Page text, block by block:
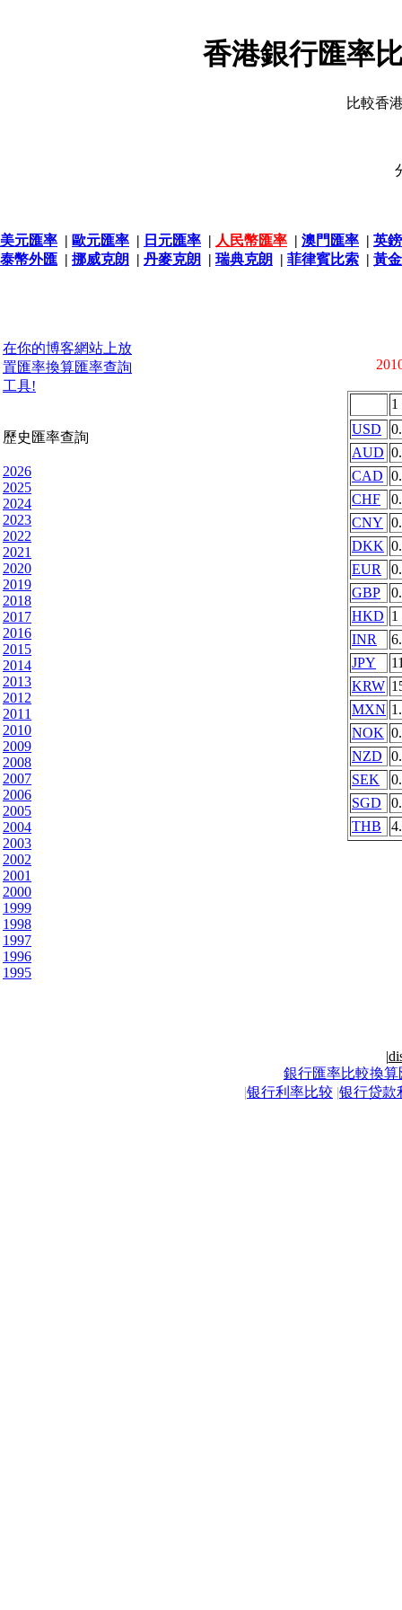
香港銀行匯率
比較香
美元匯率 | 歐元匯率 | 日元匯率 | 人民幣匯率 | 澳門匯率 | 英
泰幣外匯 | 挪威克朗 | 丹麥克朗 | 瑞典克朗 | 菲律賓比索 | 黃
在你的博客網站上放
置匯率換算匯率查詢
工具!
歷史匯率查詢
2026
2025
2024
2023
2022
2021
2020
2019
2018
2017
2016
2015
2014
2013
2012
2011
2010
2009
2008
2007
2006
2005
2004
2003
2002
2001
2000
1999
1998
1997
1996
1995
1
USD
AUD
CAD
CHF
CNY
DKK
EUR
GBP
HKD 1
INR
JPY
KRW
MXN
NOK
NZD
SEK
SGD
THB
|
銀行匯率比較換算
|银行利率比较 |银行贷款